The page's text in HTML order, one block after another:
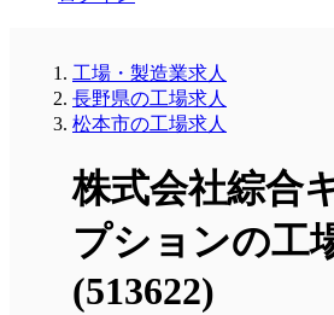
工場・製造業求人
長野県の工場求人
松本市の工場求人
株式会社綜合
プションの工
(513622)